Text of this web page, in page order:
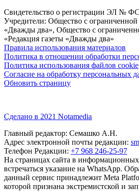
Свидетельство о регистрации ЭЛ № ФС
Учредители: Общество с ограниченной
«Дважды два», Общество с
«Редакция газеты «Дважды два»
Правила использования материалов
Политика в отношении обработки
Политика использования файлов cookie
Согласие на обработку персональных
Обновить страницу
Сделано в 2021 Notamedia
Главный редактор: Семашко А.Н.
Адрес электронной почты редакции:
Телефон Редакции: +7 968 246-25-97
На страницах сайта в
встречаться указание на WhatsApp.
данный сервис принадлежит Meta
которой признана экстремистской и